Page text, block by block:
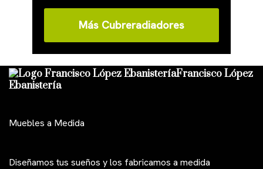
Más Cubreradiadores
Francisco López
Ebanistería
Muebles a Medida
Diseñamos tus sueños y los fabricamos a medida